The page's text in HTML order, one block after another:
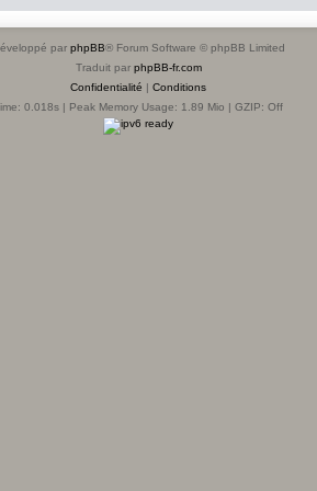
par phpBB® Forum Software © phpBB Limited
Traduit par phpBB-fr.com
Confidentialité | Conditions
0.018s | Peak Memory Usage: 1.89 Mio | GZIP: Off